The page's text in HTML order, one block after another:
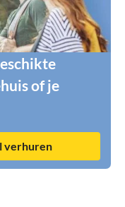
of je
verhuren